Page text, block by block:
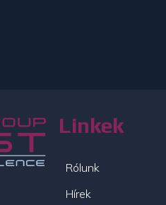
Linkek
Rólunk
Hírek